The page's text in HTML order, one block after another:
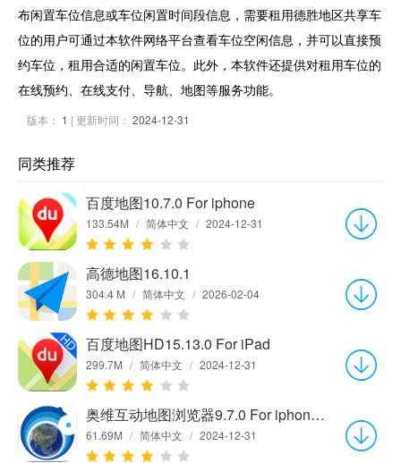
布闲置车位信息或车位闲置时间段信息，需要租用德胜地区共享车
位的用户可通过本软件网络平台查看车位空闲信息，并可以直接预
约车位，租用合适的闲置车位。此外，本软件还提供对租用车位的
在线预约、在线支付、导航、地图等服务功能。
版本： 1 | 更新时间： 2024-12-31
同类推荐
百度地图10.7.0 For iphone
133.54M / 简体中文 / 2024-12-31
高德地图16.10.1
304.4 M / 简体中文 / 2026-02-04
百度地图HD15.13.0 For iPad
299.7M / 简体中文 / 2024-12-31
奥维互动地图浏览器9.7.0 For iphone官方版
61.69M / 简体中文 / 2024-12-31